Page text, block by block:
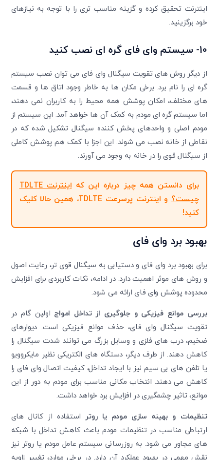
اینترنت تحقیق کرده و گزینه مناسب تری را با توجه به نیازهای
خود برگزینید.
10- سیستم وای فای گره ای نصب کنید
از دیگر روش های تقویت سیگنال وای فای می توان نصب سیستم
گره ای را نام برد. برخی مکان ها به خاطر وجود اتاق ها و قسمت
های مختلف، امکان پوشش همه محیط را به کاربران نمی دهند،
اما سیستم گره ای مودم به کمک آن ها خواهد آمد. این سیستم از
مودم اصلی و واحدهای پخش کننده سیگنال تشکیل شده که در
نقاطی از خانه نصب می شوند. این اجزا با کمک هم پوشش کاملی
از سیگنال قوی را در خانه به وجود می آورند.
برای دانستن همه چیز درباره این که
اینترنت TDLTE
چیست؟
و اینترنت پرسرعت TDLTE، همین حالا کلیک
کنید!
بهبود برد وای فای
برای بهبود برد وای فای و دستیابی به سیگنال قوی تر، رعایت اصول
و روش های موثر اهمیت دارد. در ادامه، نکات کاربردی برای افزایش
محدوده پوشش وای فای ارائه می شود.
بررسی موانع فیزیکی و جلوگیری از تداخل امواج اولین گام در
تقویت سیگنال وای فای، حذف موانع فیزیکی است. دیوارهای
ضخیم، درب های فلزی و وسایل بزرگ می توانند شدت سیگنال را
کاهش دهند. از طرف دیگر، دستگاه های الکتریکی نظیر مایکروویو
یا تلفن های بی سیم نیز با ایجاد تداخل، کیفیت اتصال وای فای را
کاهش می دهند. انتخاب مکانی مناسب برای مودم به دور از این
موانع، تاثیر چشمگیری در افزایش برد خواهد داشت.
تنظیمات و بهینه سازی مودم یا روتراستفاده از کانال های
ارتباطی مناسب در تنظیمات مودم باعث کاهش تداخل با شبکه
های مجاور می شود. به روزرسانی سیستم عامل مودم یا روتر نیز